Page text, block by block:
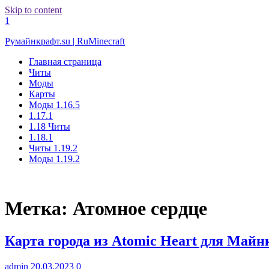
Skip to content
1
Румайнкрафт.su | RuMinecraft
Главная страница
Читы
Моды
Карты
Моды 1.16.5
1.17.1
1.18 Читы
1.18.1
Читы 1.19.2
Моды 1.19.2
Метка: Атомное сердце
Карта города из Atomic Heart для
admin 20.03.2023 0